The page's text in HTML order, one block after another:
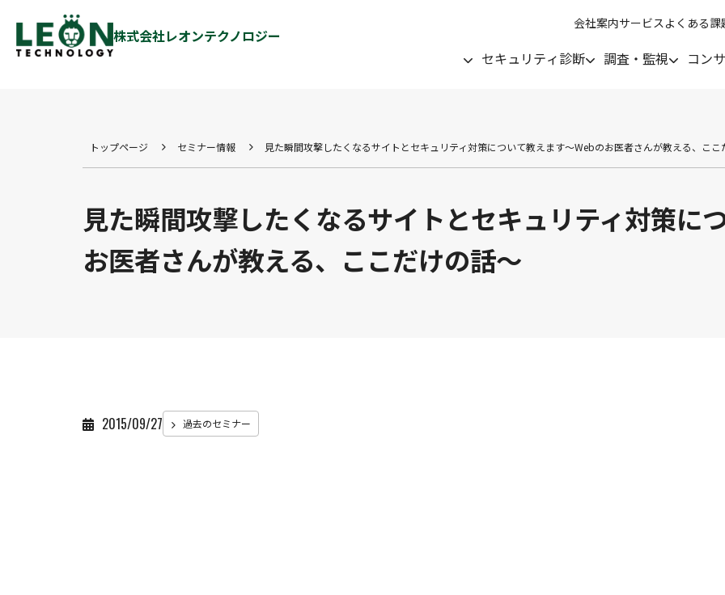
株式会社レオンテクノロジー
会社案内サービスよくある
セキュリティ診断 調査・監視 コン
トップページ セミナー情報 見た瞬間攻撃したくなるサイトとセキュリティ対策について教えます～Webのお医者さんが教える、ここ
見た瞬間攻撃したくなるサイトとセキュリティ対策に
お医者さんが教える、ここだけの話～
2015/09/27 過去のセミナー